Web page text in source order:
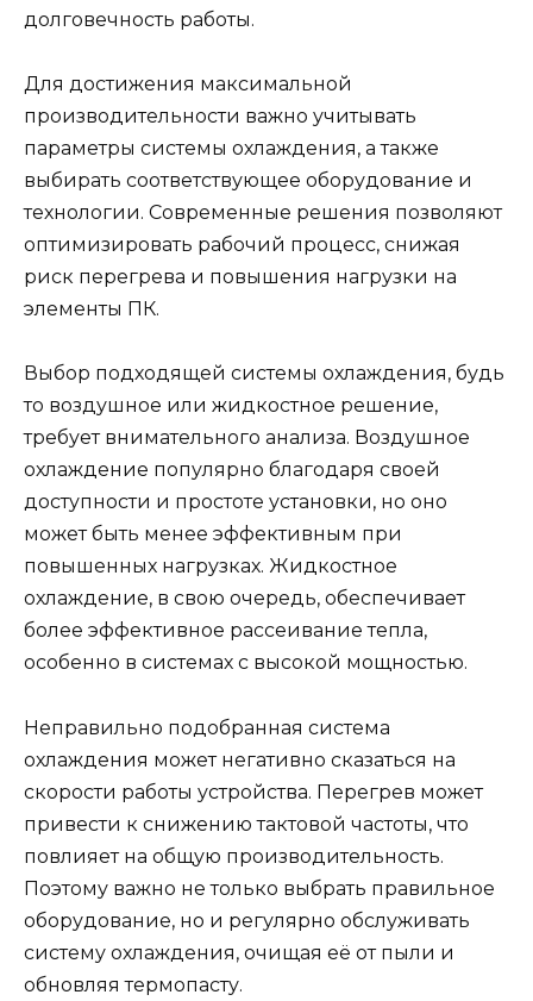
долговечность работы.
Для достижения максимальной
производительности важно учитывать
параметры системы охлаждения, а также
выбирать соответствующее оборудование и
технологии. Современные решения позволяют
оптимизировать рабочий процесс, снижая
риск перегрева и повышения нагрузки на
элементы ПК.
Выбор подходящей системы охлаждения, будь
то воздушное или жидкостное решение,
требует внимательного анализа. Воздушное
охлаждение популярно благодаря своей
доступности и простоте установки, но оно
может быть менее эффективным при
повышенных нагрузках. Жидкостное
охлаждение, в свою очередь, обеспечивает
более эффективное рассеивание тепла,
особенно в системах с высокой мощностью.
Неправильно подобранная система
охлаждения может негативно сказаться на
скорости работы устройства. Перегрев может
привести к снижению тактовой частоты, что
повлияет на общую производительность.
Поэтому важно не только выбрать правильное
оборудование, но и регулярно обслуживать
систему охлаждения, очищая её от пыли и
обновляя термопасту.